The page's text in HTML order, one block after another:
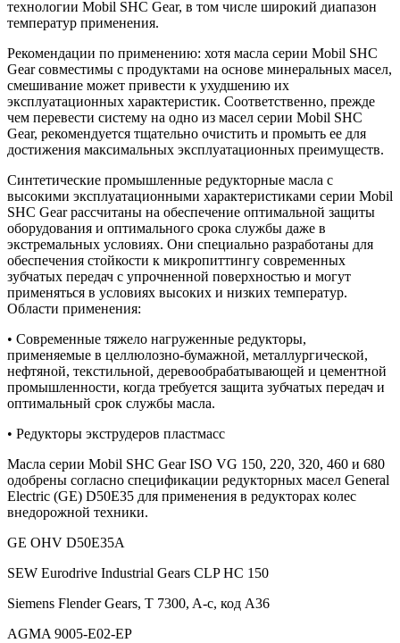
технологии Mobil SHC Gear, в том числе широкий диапазон
температур применения.
Рекомендации по применению: хотя масла серии Mobil SHC
Gear совместимы с продуктами на основе минеральных масел,
смешивание может привести к ухудшению их
эксплуатационных характеристик. Соответственно, прежде
чем перевести систему на одно из масел серии Mobil SHC
Gear, рекомендуется тщательно очистить и промыть ее для
достижения максимальных эксплуатационных преимуществ.
Синтетические промышленные редукторные масла с
высокими эксплуатационными характеристиками серии Mobil
SHC Gear рассчитаны на обеспечение оптимальной защиты
оборудования и оптимального срока службы даже в
экстремальных условиях. Они специально разработаны для
обеспечения стойкости к микропиттингу современных
зубчатых передач с упрочненной поверхностью и могут
применяться в условиях высоких и низких температур.
Области применения:
• Современные тяжело нагруженные редукторы,
применяемые в целлюлозно-бумажной, металлургической,
нефтяной, текстильной, деревообрабатывающей и цементной
промышленности, когда требуется защита зубчатых передач и
оптимальный срок службы масла.
• Редукторы экструдеров пластмасс
Масла серии Mobil SHC Gear ISO VG 150, 220, 320, 460 и 680
одобрены согласно спецификации редукторных масел General
Electric (GE) D50E35 для применения в редукторах колес
внедорожной техники.
GE OHV D50E35A
SEW Eurodrive Industrial Gears CLP HC 150
Siemens Flender Gears, T 7300, A-c, код A36
AGMA 9005-E02-EP